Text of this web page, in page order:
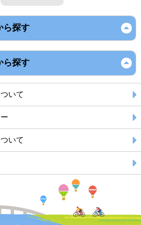
ら探す
ら探す
いて
いて